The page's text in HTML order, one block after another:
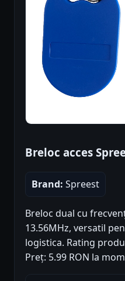
Breloc acces
Brand: Spreest
Breloc dual cu
13.56MHz, versatil
logistica. Rating
Preț: 5.99 RON la